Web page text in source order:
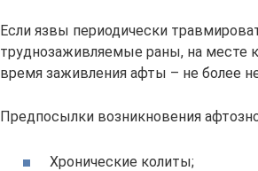
Если язвы периодически
труднозаживляемые раны, на месте
время заживления афты – не более
Предпосылки возникновения
Хронические колиты;